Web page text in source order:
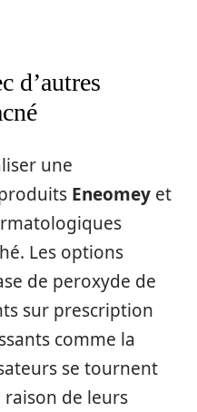
d’autres
une
Eneomey et
Les options
de peroxyde de
sur prescription
comme la
se tournent
raison de leurs